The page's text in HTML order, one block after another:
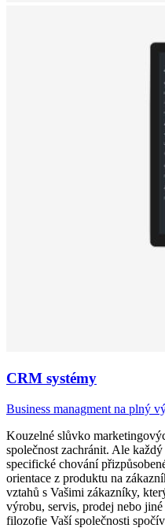
CRM systémy
Business managment na plný
Kouzelné slůvko
společnost zachránit. Ale
specifické chování
orientace z produktu na
vztahů s Vašimi zákazníky,
výrobu, servis, prodej nebo
filozofie Vaší společnosti